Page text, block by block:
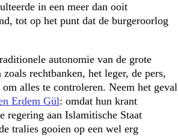
in een meer dan ooit
tot op het punt dat de burgeroorlog
autonomie van de grote
rechtbanken, het leger, de pers,
alles te controleren. Neem het geval
Erdem Gül: omdat hun krant
regering aan Islamitische Staat
tralies gooien op een wel erg